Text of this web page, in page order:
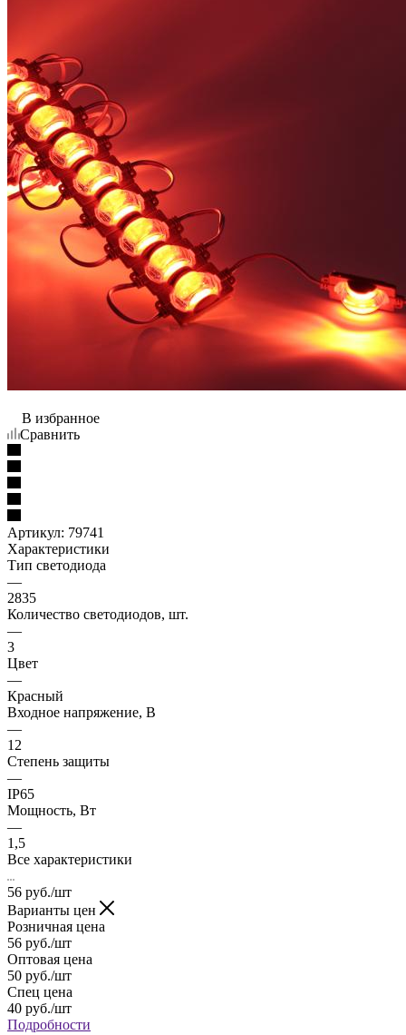
В избранное
Сравнить
Артикул: 79741
Характеристики
Тип светодиода
—
2835
Количество светодиодов, шт.
—
3
Цвет
—
Красный
Входное напряжение, В
—
12
Степень защиты
—
IP65
Мощность, Вт
—
1,5
Все характеристики
56 руб./шт
Варианты цен
Розничная цена
56 руб./шт
Оптовая цена
50 руб./шт
Спец цена
40 руб./шт
Подробности